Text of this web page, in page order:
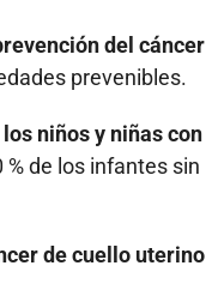
del cáncer
prevenibles.
niños y niñas con
de los infantes sin
de cuello uterino